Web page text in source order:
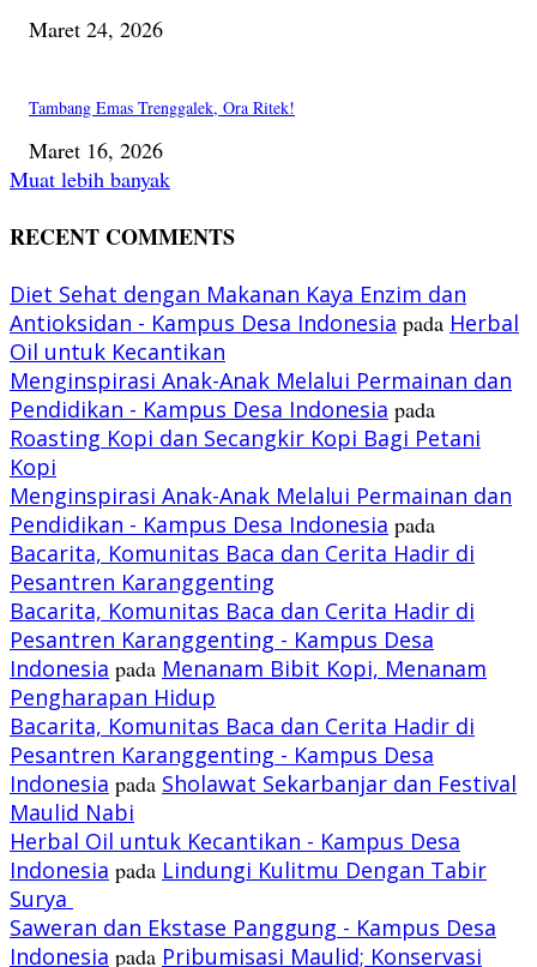
Maret 24, 2026
Tambang Emas Trenggalek, Ora Ritek!
Maret 16, 2026
Muat lebih banyak
RECENT COMMENTS
Diet Sehat dengan Makanan Kaya Enzim dan
Antioksidan - Kampus Desa Indonesia pada Herbal
Oil untuk Kecantikan
Menginspirasi Anak-Anak Melalui Permainan dan
Pendidikan - Kampus Desa Indonesia pada
Roasting Kopi dan Secangkir Kopi Bagi Petani
Kopi
Menginspirasi Anak-Anak Melalui Permainan dan
Pendidikan - Kampus Desa Indonesia pada
Bacarita, Komunitas Baca dan Cerita Hadir di
Pesantren Karanggenting
Bacarita, Komunitas Baca dan Cerita Hadir di
Pesantren Karanggenting - Kampus Desa
Indonesia pada Menanam Bibit Kopi, Menanam
Pengharapan Hidup
Bacarita, Komunitas Baca dan Cerita Hadir di
Pesantren Karanggenting - Kampus Desa
Indonesia pada Sholawat Sekarbanjar dan Festival
Maulid Nabi
Herbal Oil untuk Kecantikan - Kampus Desa
Indonesia pada Lindungi Kulitmu Dengan Tabir
Surya
Saweran dan Ekstase Panggung - Kampus Desa
Indonesia pada Pribumisasi Maulid; Konservasi